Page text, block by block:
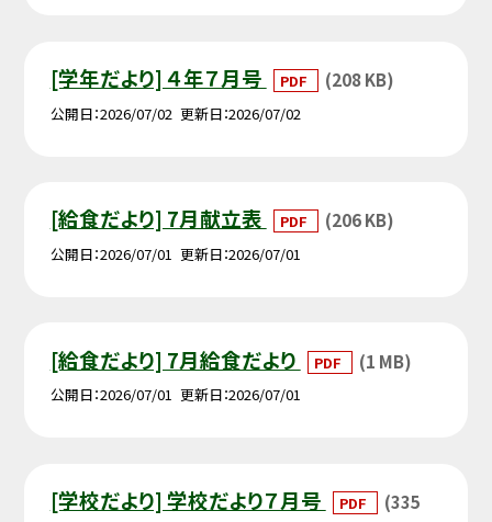
[学年だより] ４年７月号 PDF (208 KB)
公開日 2026/07/02 更新日 2026/07/02
[給食だより] 7月献立表 PDF (206 KB)
公開日 2026/07/01 更新日 2026/07/01
[給食だより] 7月給食だより PDF (1 MB)
公開日 2026/07/01 更新日 2026/07/01
[学校だより] 学校だより７月号 PDF
(335